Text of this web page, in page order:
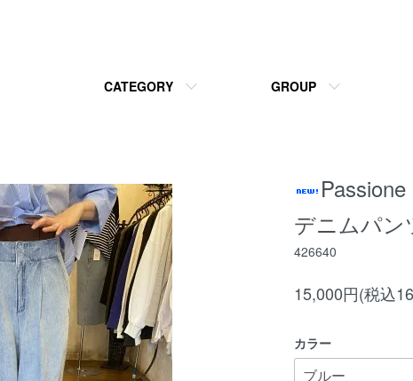
CATEGORY GROUP
デニムパン
426640
15,000円(税込
カラー